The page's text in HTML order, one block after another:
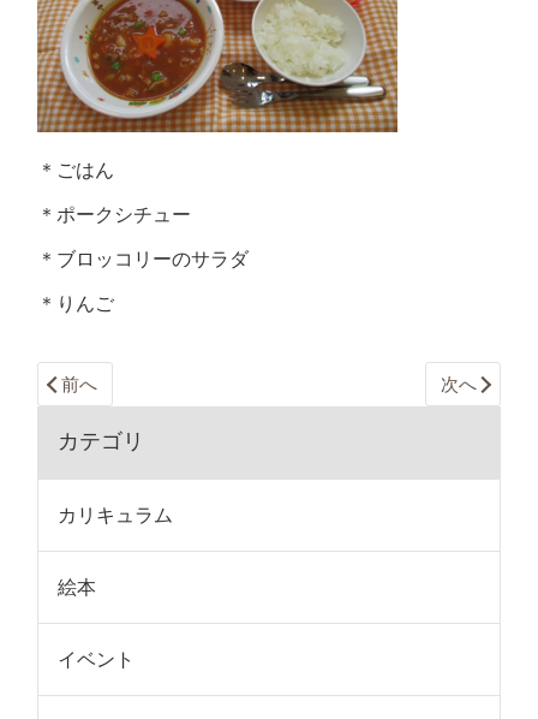
＊ごはん
＊ポークシチュー
＊ブロッコリーのサラダ
＊りんご
前へ 次へ
カテゴリ
カリキュラム
絵本
イベント